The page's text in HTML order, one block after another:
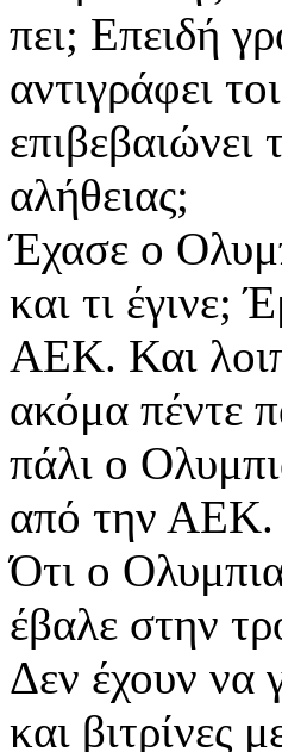
πει; Επειδή
αντιγράφει
επιβεβαιώνει
αλήθειας;
Έχασε ο
και τι έγινε;
ΑΕΚ. Και
ακόμα πέντε
πάλι ο
από την ΑΕΚ.
Ότι ο
έβαλε στην
Δεν έχουν να
και βιτρίνες